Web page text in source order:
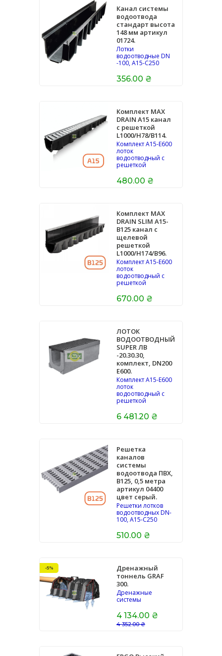
Канал системы
водоотвода
стандарт высота
148 мм артикул
01724.
Лотки
водоотводные DN
-100, A15-C250
356.00 ₴
Комплект MAX
DRAIN А15 канал
с решеткой
L1000/H78/B114.
Комплект А15-Е600
лоток
водоотводный с
решеткой
480.00 ₴
Комплект MAX
DRAIN SLIM А15-
В125 канал с
щелевой
решеткой
L1000/H174/B96.
Комплект А15-Е600
лоток
водоотводный с
решеткой
670.00 ₴
ЛОТОК
ВОДООТВОДНЫЙ
SUPER ЛВ
-20.30.30,
комплект, DN200
E600.
Комплект А15-Е600
лоток
водоотводный с
решеткой
6 481.20 ₴
Решетка
каналов
системы
водоотвода ПВХ,
В125, 0,5 метра
артикул 04400
цвет серый.
Решетки лотков
водоотводных DN-
100, A15-C250
510.00 ₴
-5%
Дренажный
тоннель GRAF
300.
Дренажные
системы
4 134.00 ₴
4 352.00 ₴